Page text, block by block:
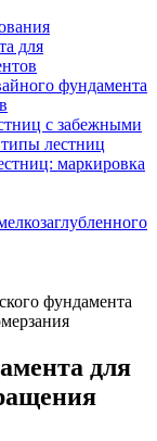
для
фундамента
с забежными
типы лестниц
маркировка
фундамента
для